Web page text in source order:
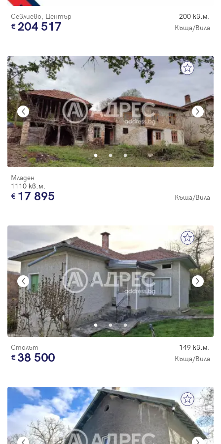
Севлиево, Център 200 кв.м.
204 517 Къща/Вила
Младен
1110 кв.м.
17 895 Къща/Вила
Столът 149 кв.м.
38 500 Къща/Вила